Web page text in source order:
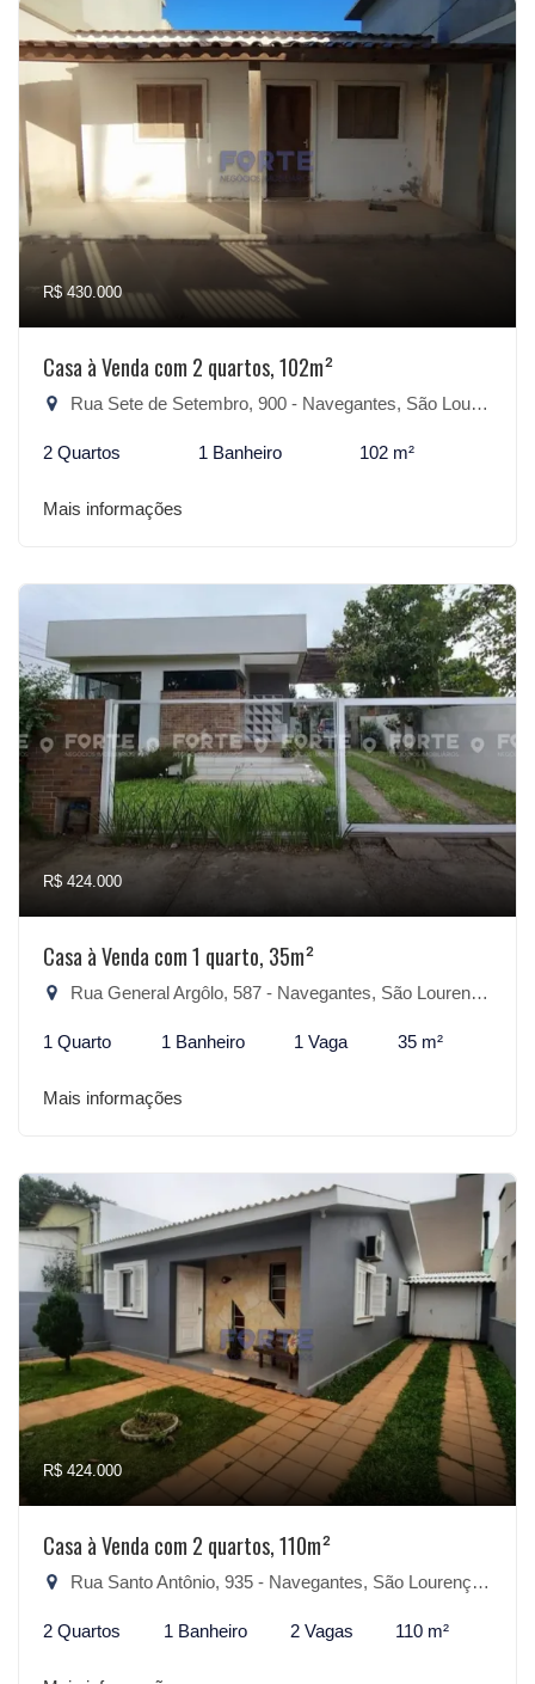
R$ 430.000
Casa à Venda com 2 quartos, 102m²
Rua Sete de Setembro, 900 - Navegantes, São Lourenço do Sul-RS
2 Quartos 1 Banheiro 102 m²
Mais informações
R$ 424.000
Casa à Venda com 1 quarto, 35m²
Rua General Argôlo, 587 - Navegantes, São Lourenço do Sul-RS
1 Quarto 1 Banheiro 1 Vaga 35 m²
Mais informações
R$ 424.000
Casa à Venda com 2 quartos, 110m²
Rua Santo Antônio, 935 - Navegantes, São Lourenço do Sul-RS
2 Quartos 1 Banheiro 2 Vagas 110 m²